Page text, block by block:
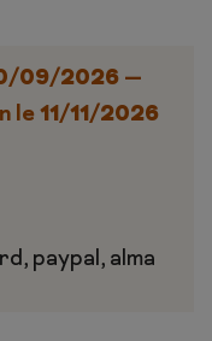
09/2026 —
le11/11/2026